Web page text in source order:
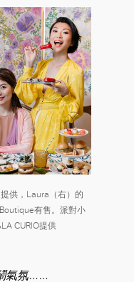
供，Laura（右）的
有售。派對小
CURIO提供
氣氛……